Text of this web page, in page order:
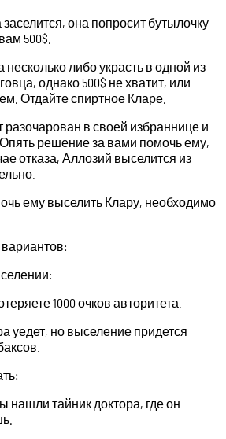
она попросит бутылочку
500$.
несколько либо украсть в одной из
однако 500$ не хватит, или
Отдайте спиртное Кларе.
в своей избраннице и
решение за вами помочь ему,
отказа, Аллозий выселится из
ему выселить Клару, необходимо
вариантов:
1000 очков авторитета.
уедет, но выселение придется
нашли тайник доктора, где он